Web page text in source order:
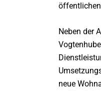
Neben der
neue